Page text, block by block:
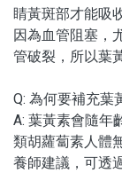
睛黃斑部才能吸
因為血管阻塞，
管破裂，所以葉
Q: 為何要補充葉
A: 葉黃素會隨年
類胡蘿蔔素人體
養師建議，可透